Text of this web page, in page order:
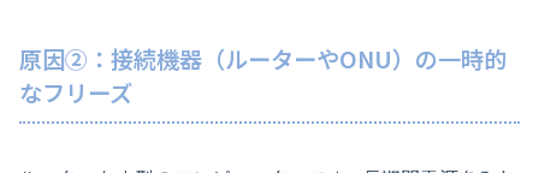
原因②：接続機器（ルーターやONU）の一時的
なフリーズ